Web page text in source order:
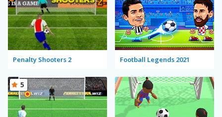
Penalty Shooters 2 Football Legends 2021
5